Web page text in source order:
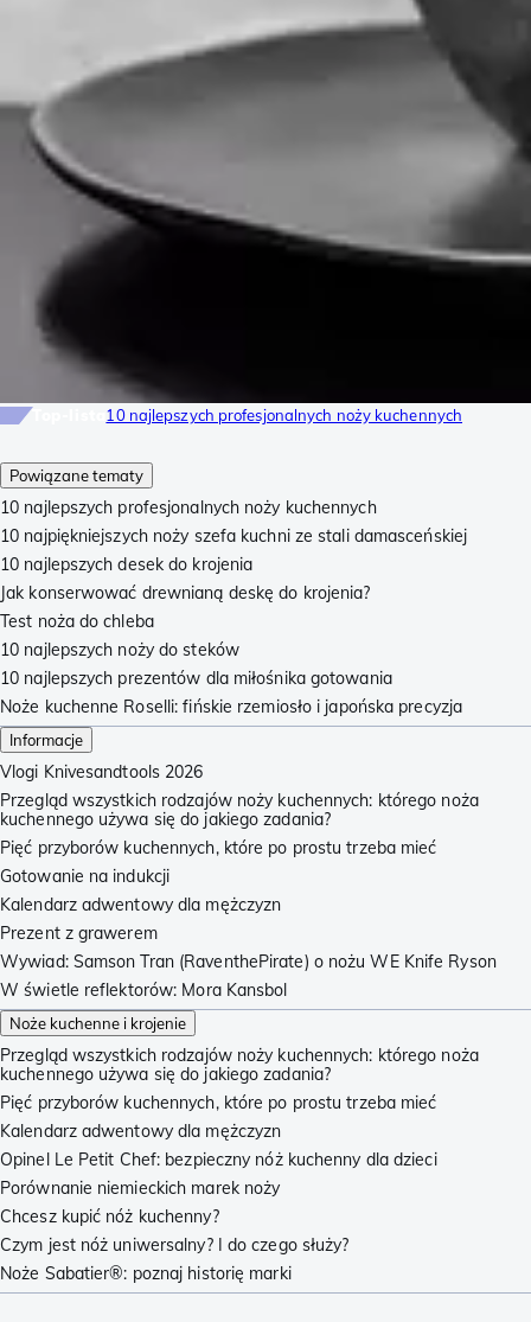
Powiązane tematy
10 najlepszych profesjonalnych noży kuchennych
10 najpiękniejszych noży szefa kuchni ze stali damasceńskiej
10 najlepszych desek do krojenia
Jak konserwować drewnianą deskę do krojenia?
Test noża do chleba
10 najlepszych noży do steków
10 najlepszych prezentów dla miłośnika gotowania
Noże kuchenne Roselli: fińskie rzemiosło i japońska precyzja
Informacje
Vlogi Knivesandtools 2026
Przegląd wszystkich rodzajów noży kuchennych: którego noża
kuchennego używa się do jakiego zadania?
Pięć przyborów kuchennych, które po prostu trzeba mieć
Gotowanie na indukcji
Kalendarz adwentowy dla mężczyzn
Prezent z grawerem
Wywiad: Samson Tran (RaventhePirate) o nożu WE Knife Ryson
W świetle reflektorów: Mora Kansbol
Noże kuchenne i krojenie
Przegląd wszystkich rodzajów noży kuchennych: którego noża
kuchennego używa się do jakiego zadania?
Pięć przyborów kuchennych, które po prostu trzeba mieć
Kalendarz adwentowy dla mężczyzn
Opinel Le Petit Chef: bezpieczny nóż kuchenny dla dzieci
Porównanie niemieckich marek noży
Chcesz kupić nóż kuchenny?
Czym jest nóż uniwersalny? I do czego służy?
Noże Sabatier®: poznaj historię marki
10 najlepszych profesjonalnych noży kuchennych